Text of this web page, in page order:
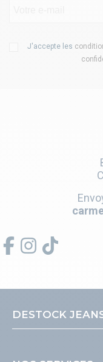
J'accepte les
DESTOCK